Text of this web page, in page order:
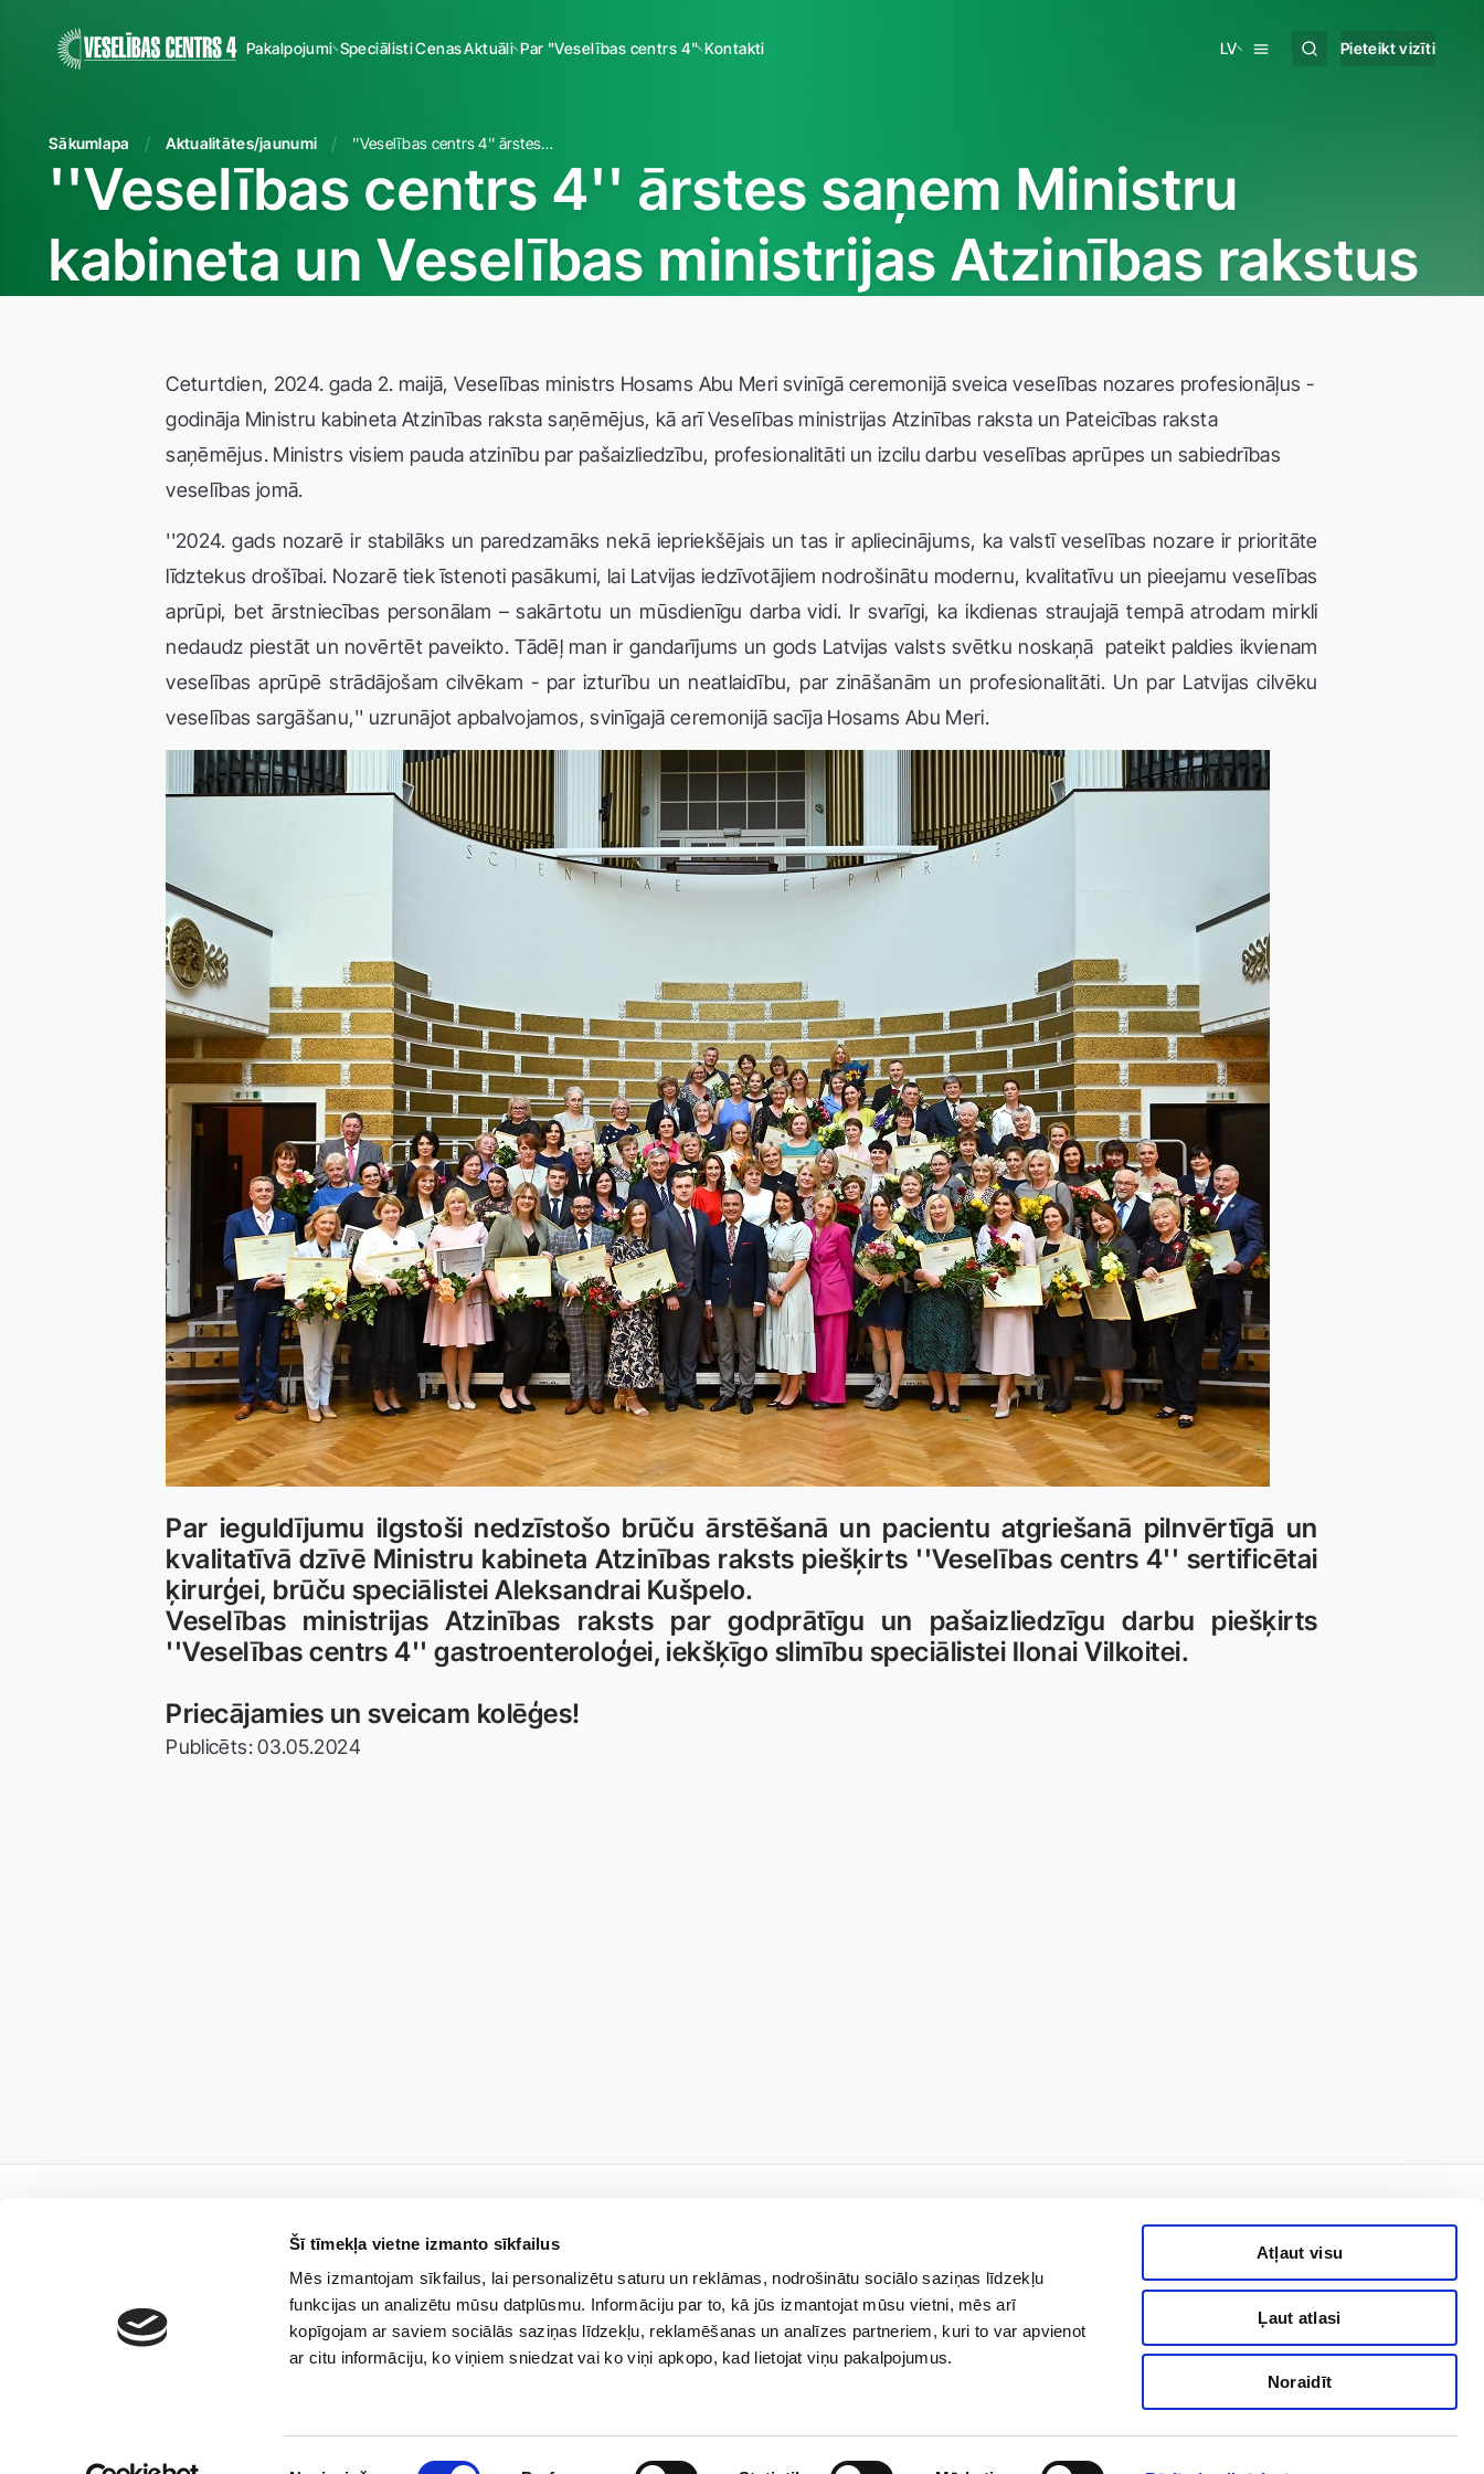
Šī tīmekļa vietne izmanto sīkfailus
Mēs izmantojam sīkfailus, lai personalizētu saturu un reklāmas, nodrošinātu sociālo saziņas līdzekļu
funkcijas un analizētu mūsu datplūsmu. Informāciju par to, kā jūs izmantojat mūsu vietni, mēs arī
kopīgojam ar saviem sociālās saziņas līdzekļu, reklamēšanas un analīzes partneriem, kuri to var apvienot
ar citu informāciju, ko viņiem sniedzat vai ko viņi apkopo, kad lietojat viņu pakalpojumus.
Atļaut visu
Ļaut atlasi
Noraidīt
Pakalpojumi SpeciālistiCenasAktuāli Par "Veselības centrs 4" Kontakti LV Pieteikt vizīti
Sākumlapa Aktualitātes/jaunumi ''Veselības centrs 4'' ārstes saņem Ministru kabineta un Veselības ministrijas Atzinības rakstus
''Veselības centrs 4'' ārstes saņem Ministru
kabineta un Veselības ministrijas Atzinības rakstus
Ceturtdien, 2024. gada 2. maijā, Veselības ministrs Hosams Abu Meri svinīgā ceremonijā sveica veselības nozares profesionāļus -
godināja Ministru kabineta Atzinības raksta saņēmējus, kā arī Veselības ministrijas Atzinības raksta un Pateicības raksta
saņēmējus. Ministrs visiem pauda atzinību par pašaizliedzību, profesionalitāti un izcilu darbu veselības aprūpes un sabiedrības
veselības jomā.
''2024. gads nozarē ir stabilāks un paredzamāks nekā iepriekšējais un tas ir apliecinājums, ka valstī veselības nozare ir prioritāte
līdztekus drošībai. Nozarē tiek īstenoti pasākumi, lai Latvijas iedzīvotājiem nodrošinātu modernu, kvalitatīvu un pieejamu veselības
aprūpi, bet ārstniecības personālam – sakārtotu un mūsdienīgu darba vidi. Ir svarīgi, ka ikdienas straujajā tempā atrodam mirkli
nedaudz piestāt un novērtēt paveikto. Tādēļ man ir gandarījums un gods Latvijas valsts svētku noskaņā pateikt paldies ikvienam
veselības aprūpē strādājošam cilvēkam - par izturību un neatlaidību, par zināšanām un profesionalitāti. Un par Latvijas cilvēku
veselības sargāšanu,'' uzrunājot apbalvojamos, svinīgajā ceremonijā sacīja Hosams Abu Meri.
Par ieguldījumu ilgstoši nedzīstošo brūču ārstēšanā un pacientu atgriešanā pilnvērtīgā un
kvalitatīvā dzīvē Ministru kabineta Atzinības raksts piešķirts ''Veselības centrs 4'' sertificētai
ķirurģei, brūču speciālistei Aleksandrai Kušpelo.
Veselības ministrijas Atzinības raksts par godprātīgu un pašaizliedzīgu darbu piešķirts
''Veselības centrs 4'' gastroenteroloģei, iekšķīgo slimību speciālistei Ilonai Vilkoitei.
Priecājamies un sveicam kolēģes!
Publicēts: 03.05.2024
Piesakies jaunumiem un uzzini pirmais!